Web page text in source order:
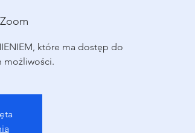
które ma dostęp do
możliwości.